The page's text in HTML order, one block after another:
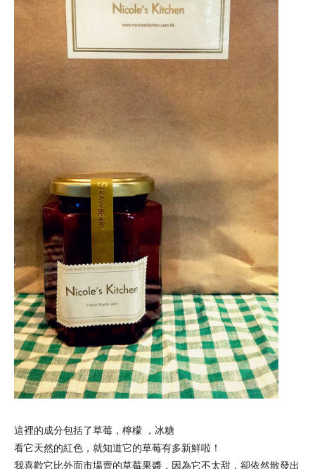
這裡的成分包括了草莓，檸檬 ，冰糖
看它天然的紅色，就知道它的草莓有多新鮮啦！
我喜歡它比外面市場賣的草莓果醬，因為它不太甜，卻依然散發出